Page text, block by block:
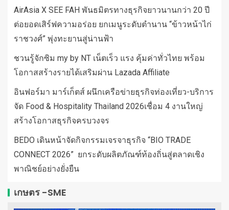
AirAsia X SEE FAH พันธมิตรทางธุรกิจยาวนานกว่า 20 ปี
ต่อยอดเสิร์ฟความอร่อย ยกเมนูระดับตำนาน “ข้าวหน้าไก่
ราชวงศ์” พุ่งทะยานสู่น่านฟ้า
ชวนรู้จักซิม my by NT เน็ตเร็ว แรง คุ้มค่าทั่วไทย พร้อม
โอกาสสร้างรายได้เสริมผ่าน Lazada Affiliate
อินฟอร์มา มาร์เก็ตส์ ผนึกเครือข่ายธุรกิจท่องเที่ยว-บริการ
จัด Food & Hospitality Thailand 2026เชื่อม 4 งานใหญ่
สร้างโอกาสธุรกิจครบวงจร
BEDO เดินหน้าจัดกิจกรรมเจรจาธุรกิจ “BIO TRADE
CONNECT 2026” ยกระดับผลิตภัณฑ์ท้องถิ่นสู่ตลาดเชิง
พาณิชย์อย่างยั่งยืน
เกษตร -SME